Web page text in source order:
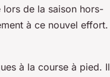
lors de la saison hors-
à ce nouvel effort.
à la course à pied. Il